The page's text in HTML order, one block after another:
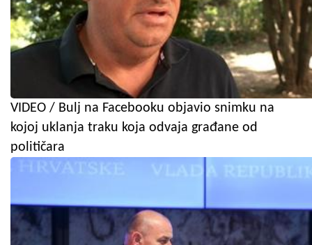
VIDEO / Bulj na Facebooku objavio snimku na
kojoj uklanja traku koja odvaja građane od
političara